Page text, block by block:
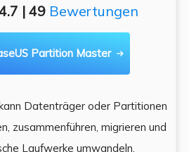
| 49 Bewertungen
Partition Master 
Datenträger oder Partitionen
zusammenführen, migrieren und
Laufwerke umwandeln,